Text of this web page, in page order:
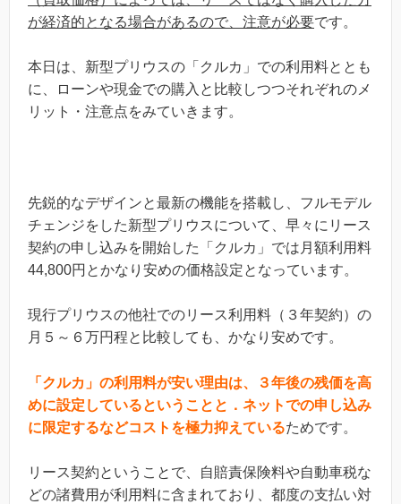
が経済的となる場合があるので、注意が必要です。
本日は、新型プリウスの「クルカ」での利用料ととも
に、ローンや現金での購入と比較しつつそれぞれのメ
リット・注意点をみていきます。
先鋭的なデザインと最新の機能を搭載し、フルモデル
チェンジをした新型プリウスについて、早々にリース
契約の申し込みを開始した「クルカ」では月額利用料
44,800円とかなり安めの価格設定となっています。
現行プリウスの他社でのリース利用料（３年契約）の
月５～６万円程と比較しても、かなり安めです。
「クルカ」の利用料が安い理由は、３年後の残価を高
めに設定しているということと．ネットでの申し込み
に限定するなどコストを極力抑えているためです。
リース契約ということで、自賠責保険料や自動車税な
どの諸費用が利用料に含まれており、都度の支払い対